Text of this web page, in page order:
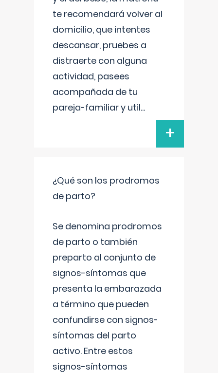
te recomendará volver al
domicilio, que intentes
descansar, pruebes a
distraerte con alguna
actividad, pasees
acompañada de tu
pareja-familiar y util...
+
¿Qué son los prodromos
de parto?
Se denomina prodromos
de parto o también
preparto al conjunto de
signos-síntomas que
presenta la embarazada
a término que pueden
confundirse con signos-
síntomas del parto
activo. Entre estos
signos-síntomas